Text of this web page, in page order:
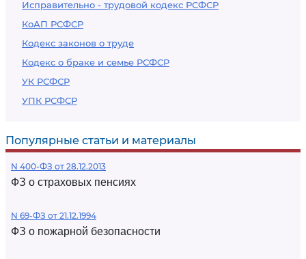
Исправительно - трудовой кодекс РСФСР
КоАП РСФСР
Кодекс законов о труде
Кодекс о браке и семье РСФСР
УК РСФСР
УПК РСФСР
Популярные статьи и материалы
N 400-ФЗ от 28.12.2013
ФЗ о страховых пенсиях
N 69-ФЗ от 21.12.1994
ФЗ о пожарной безопасности